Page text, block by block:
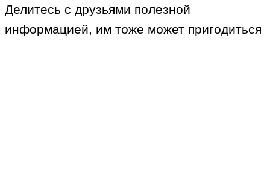
Делитесь с друзьями полезной
информацией, им тоже может пригодиться